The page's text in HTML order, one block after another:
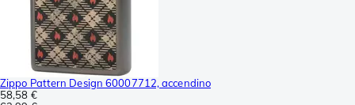
Zippo Pattern Design 60007712, accendino
58,58 €